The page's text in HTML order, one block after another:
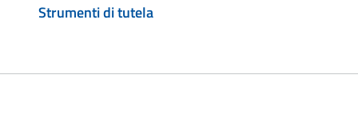
Strumenti di tutela